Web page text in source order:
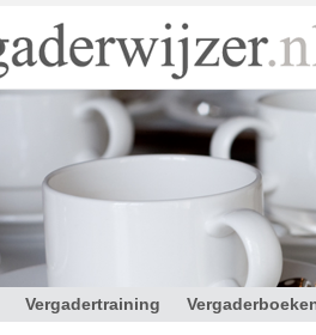
Vergadertraining